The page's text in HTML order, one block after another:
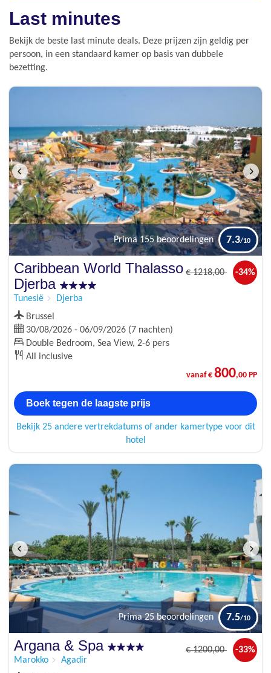
Last minutes
Bekijk de beste last minute deals. Deze prijzen zijn geldig per
persoon, in een standaard kamer op basis van dubbele
bezetting.
Prima 155 beoordelingen 7.3
Caribbean World Thalasso
Djerba
Tunesië Djerba
€1218,00 -34%
Brussel
30/08/2026 - 06/09/2026 (7 nachten)
Double Bedroom, Sea View, 2-6 pers
All inclusive
vanaf € 800,00 PP
Boek tegen de laagste prijs
Bekijk 25 andere vertrekdatums of ander kamertype voor dit
hotel
Prima 25 beoordelingen 7.5
Argana & Spa
Marokko Agadir
€1200,00 -33%